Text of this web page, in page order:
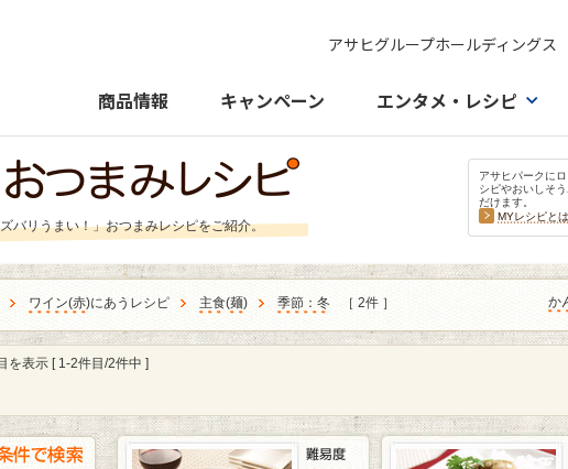
アサヒグループホールディングス
商品情報 キャンペーン エンタメ・レシピ
バリうまい！」おつまみレシピをご紹介。
アサヒパークに
シピやおいしそ
だけます。
MYレシピとは
ワイン(赤)にあうレシピ 主食(麺) 季節：冬 ［ 2件 ］ か
を表示 [ 1-2件目/2件中 ]